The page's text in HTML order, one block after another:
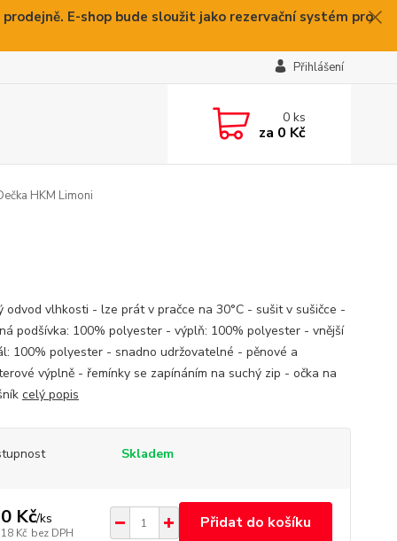
E-shop bude sloužit jako rezervační systém pro
Přihlášení
0ks
za 0 Kč
HKM Limoni
odvod vlhkosti - lze prát v pračce na 30°C - sušit v sušičce -
podšívka: 100% polyester - výplň: 100% polyester - vnější
100% polyester - snadno udržovatelné - pěnové a
výplně - řemínky se zapínáním na suchý zip - očka na
celý popis
Skladem
Kč/ks
Kč bez DPH
Přidat do košíku